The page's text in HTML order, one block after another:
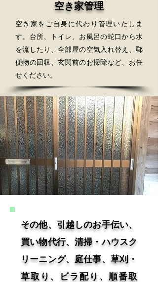
空き家管理
空き家をご自身に代わり管理いたしま
す。台所、トイレ、お風呂の蛇口から水
を流したり、全部屋の空気入れ替え、郵
便物の回収、玄関前のお掃除など、お任
せください。
その他、引越しのお手伝い、
買い物代行、清掃・ハウスク
リーニング、庭仕事、草刈・
草取り、ビラ配り、順番取